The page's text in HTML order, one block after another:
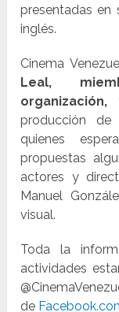
presentadas en
inglés.
Cinema
Leal,
organización,
producción de
quienes
propuestas
actores y
Manuel
visual.
Toda la
actividades
de